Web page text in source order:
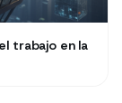
trabajo en la